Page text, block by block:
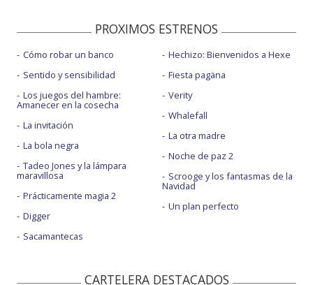
PROXIMOS ESTRENOS
Cómo robar un banco
Sentido y sensibilidad
Los juegos del hambre:
Amanecer en la cosecha
La invitación
La bola negra
Tadeo Jones y la lámpara
maravillosa
Prácticamente magia 2
Digger
Sacamantecas
Hechizo: Bienvenidos a Hexe
Fiesta pagäna
Verity
Whalefall
La otra madre
Noche de paz 2
Scrooge y los fantasmas de la
Navidad
Un plan perfecto
CARTELERA DESTACADOS